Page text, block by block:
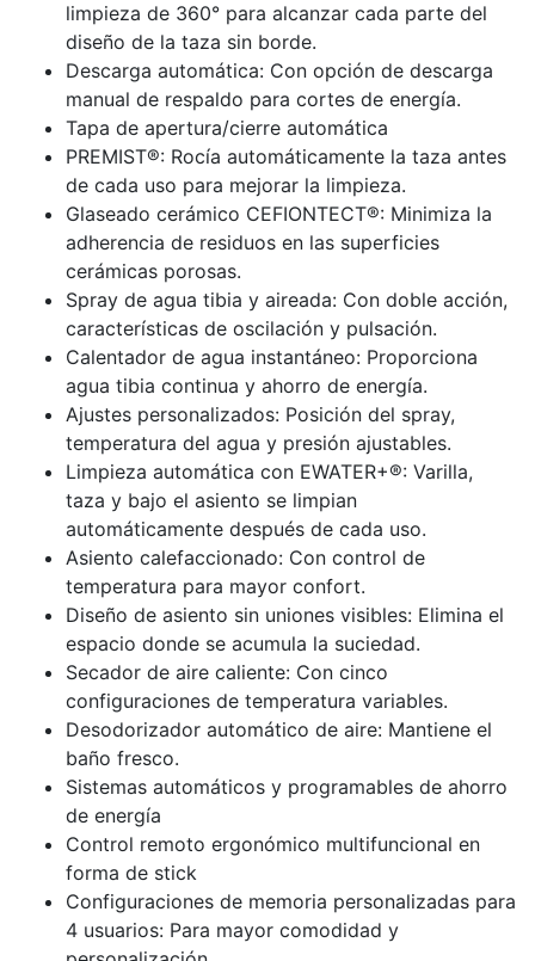
limpieza de 360° para alcanzar cada parte del
diseño de la taza sin borde.
Descarga automática: Con opción de descarga
manual de respaldo para cortes de energía.
Tapa de apertura/cierre automática
PREMIST®: Rocía automáticamente la taza antes
de cada uso para mejorar la limpieza.
Glaseado cerámico CEFIONTECT®: Minimiza la
adherencia de residuos en las superficies
cerámicas porosas.
Spray de agua tibia y aireada: Con doble acción,
características de oscilación y pulsación.
Calentador de agua instantáneo: Proporciona
agua tibia continua y ahorro de energía.
Ajustes personalizados: Posición del spray,
temperatura del agua y presión ajustables.
Limpieza automática con EWATER+®: Varilla,
taza y bajo el asiento se limpian
automáticamente después de cada uso.
Asiento calefaccionado: Con control de
temperatura para mayor confort.
Diseño de asiento sin uniones visibles: Elimina el
espacio donde se acumula la suciedad.
Secador de aire caliente: Con cinco
configuraciones de temperatura variables.
Desodorizador automático de aire: Mantiene el
baño fresco.
Sistemas automáticos y programables de ahorro
de energía
Control remoto ergonómico multifuncional en
forma de stick
Configuraciones de memoria personalizadas para
4 usuarios: Para mayor comodidad y